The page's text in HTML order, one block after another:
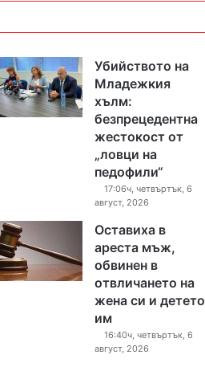
Убийството на
Младежкия
хълм:
безпрецедентна
жестокост от
„ловци на
педофили“
17:06ч, четвъртък, 6
август, 2026
Оставиха в
ареста мъж,
обвинен в
отвличането на
жена си и детето
им
16:40ч, четвъртък, 6
август, 2026